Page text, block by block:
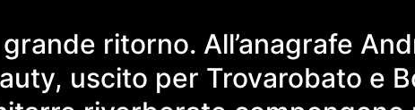
ritorno. All’anagrafe
uscito per Trovarobato e